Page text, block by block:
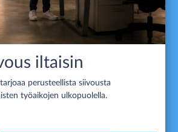
iltaisin
perusteellista siivousta
työaikojen ulkopuolella.